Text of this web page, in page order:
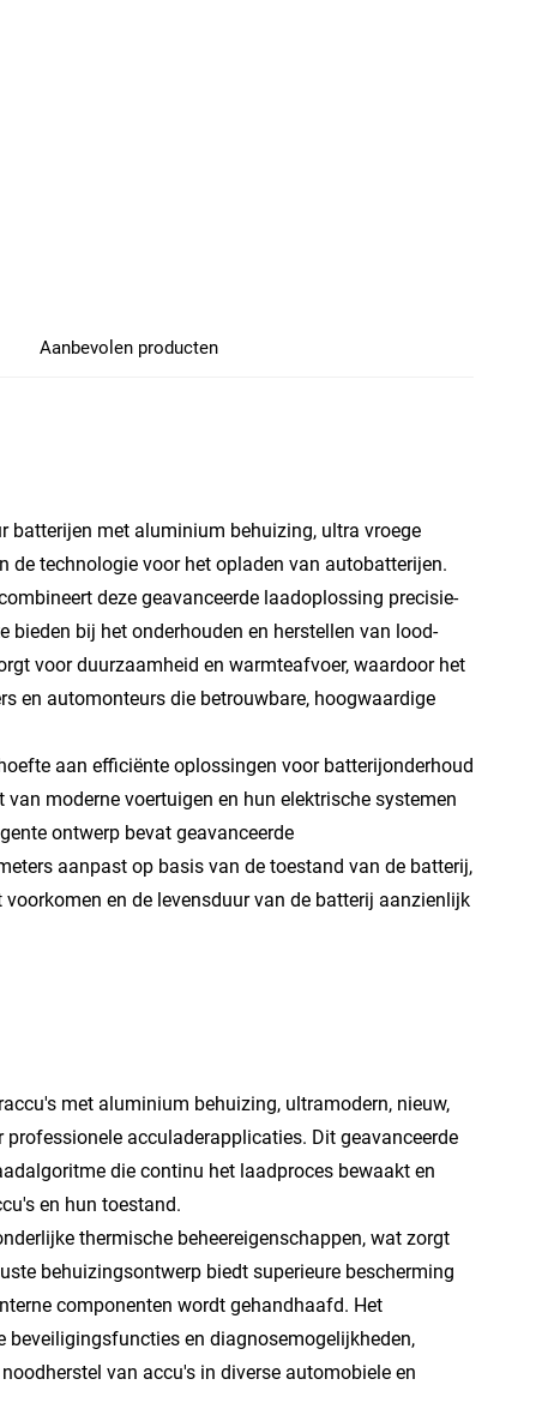
Aanbevolen producten
batterijen met aluminium behuizing, ultra vroege
de technologie voor het opladen van autobatterijen.
deze geavanceerde laadoplossing precisie-
bij het onderhouden en herstellen van lood-
voor duurzaamheid en warmteafvoer, waardoor het
en automonteurs die betrouwbare, hoogwaardige
aan efficiënte oplossingen voor batterijonderhoud
moderne voertuigen en hun elektrische systemen
ontwerp bevat geavanceerde
aanpast op basis van de toestand van de batterij,
en de levensduur van de batterij aanzienlijk
met aluminium behuizing, ultramodern, nieuw,
acculaderapplicaties. Dit geavanceerde
die continu het laadproces bewaakt en
en hun toestand.
thermische beheereigenschappen, wat zorgt
behuizingsontwerp biedt superieure bescherming
componenten wordt gehandhaafd. Het
beveiligingsfuncties en diagnosemogelijkheden,
van accu's in diverse automobiele en